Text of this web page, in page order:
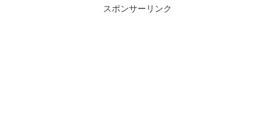
スポンサーリンク